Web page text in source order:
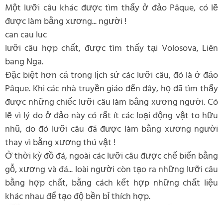
Một lưỡi câu khác được tìm thấy ở đảo Pâque, có lẽ
được làm bằng xương... người !
can cau luc
lưỡi câu hợp chất, được tìm thấy tại Volosova, Liên
bang Nga.
Đặc biệt hơn cả trong lịch sử các lưỡi câu, đó là ở đảo
Pâque. Khi các nhà truyền giáo đến đây, họ đã tìm thấy
được những chiếc lưỡi câu làm bằng xương người. Có
lẽ vì lý do ở đảo này có rất ít các loại động vật to hữu
nhũ, do đó lưỡi câu đã được làm bằng xương người
thay vì bằng xương thú vật !
Ở thời kỳ đồ đá, ngoài các lưỡi câu được chế biến bằng
gỗ, xương và đá... loài người còn tạo ra những lưỡi câu
bằng hợp chất, bằng cách kết hợp những chất liệu
khác nhau để tạo độ bền bỉ thích hợp.